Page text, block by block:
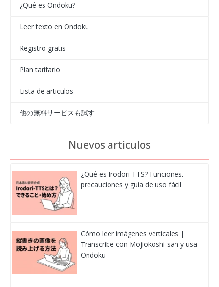
¿Qué es Ondoku?
Leer texto en Ondoku
Registro gratis
Plan tarifario
Lista de articulos
他の無料サービスも試す
Nuevos articulos
¿Qué es Irodori-TTS? Funciones,
precauciones y guía de uso fácil
Cómo leer imágenes verticales |
Transcribe con Mojiokoshi-san y usa
Ondoku